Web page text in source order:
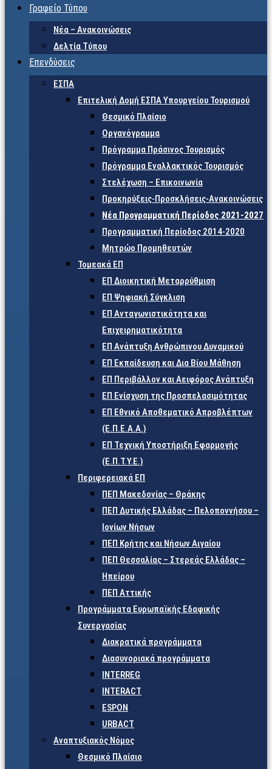
Γραφείο Τύπου
Νέα – Ανακοινώσεις
Δελτία Τύπου
Επενδύσεις
ΕΣΠΑ
Επιτελική Δομή ΕΣΠΑ Υπουργείου Τουρισμού
Θεσμικό Πλαίσιο
Οργανόγραμμα
Πρόγραμμα Πράσινος Τουρισμός
Πρόγραμμα Εναλλακτικός Τουρισμός
Στελέχωση – Επικοινωνία
Προκηρύξεις-Προσκλήσεις-Ανακοινώσεις
Νέα Προγραμματική Περίοδος 2021-2027
Προγραμματική Περίοδος 2014-2020
Μητρώο Προμηθευτών
Τομεακά ΕΠ
ΕΠ Διοικητική Μεταρρύθμιση
ΕΠ Ψηφιακή Σύγκλιση
ΕΠ Ανταγωνιστικότητα και
Επιχειρηματικότητα
ΕΠ Ανάπτυξη Ανθρώπινου Δυναμικού
ΕΠ Εκπαίδευση και Δια Βίου Μάθηση
ΕΠ Περιβάλλον και Αειφόρος Ανάπτυξη
ΕΠ Ενίσχυση της Προσπελασιμότητας
ΕΠ Εθνικό Αποθεματικό Απροβλέπτων
(Ε.Π.Ε.Α.Α.)
ΕΠ Τεχνική Υποστήριξη Εφαρμογής
(Ε.Π.Τ.Υ.Ε.)
Περιφερειακά ΕΠ
ΠΕΠ Μακεδονίας – Θράκης
ΠΕΠ Δυτικής Ελλάδας – Πελοποννήσου –
Ιονίων Νήσων
ΠΕΠ Κρήτης και Νήσων Αιγαίου
ΠΕΠ Θεσσαλίας – Στερεάς Ελλάδας –
Ηπείρου
ΠΕΠ Αττικής
Προγράμματα Ευρωπαϊκής Εδαφικής
Συνεργασίας
Διακρατικά προγράμματα
Διασυνοριακά προγράμματα
INTERREG
INTERACT
ESPON
URBACT
Αναπτυξιακός Νόμος
Θεσμικό Πλαίσιο